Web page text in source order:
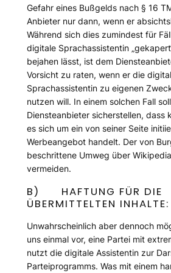
Gefahr eines Bußgelds nach § 16
Anbieter nur dann, wenn er
Während sich dies zumindest für
digitale Sprachassistentin
bejahen lässt, ist dem
Vorsicht zu raten, wenn er die
Sprachassistentin zu eigenen
nutzen will. In einem solchen Fall
Diensteanbieter sicherstellen, dass
es sich um ein von seiner Seite
Werbeangebot handelt. Der von
beschrittene Umweg über
vermeiden.
B) HAFTUNG FÜR DIE
ÜBERMITTELTEN INHALTE:
Unwahrscheinlich aber dennoch
uns einmal vor, eine Partei mit
nutzt die digitale Assistentin zur
Parteiprogramms. Was mit einem